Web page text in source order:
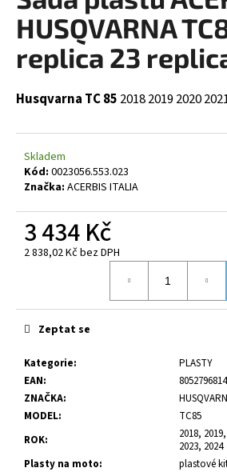
0,0
hvězdiček.
HUSQVARNA
replica 23
Husqvarna TC 85 20182019 2020
Skladem
Kód: 0023056.553.023
Značka: ACERBIS ITALIA
3 434 Kč
2 838,02 Kč bez DPH
Kategorie:
PLASTY
EAN:
ZNAČKA:
MODEL:
TC85
ROK:
2018,
2023, 2024
Plasty na moto:
plastové
Zeptat se
a
j
í
?
HLEDAT
D
o
u
m